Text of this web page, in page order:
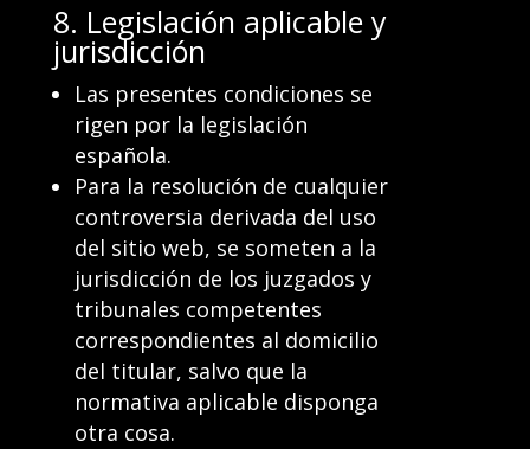
8. Legislación aplicable y
jurisdicción
Las presentes condiciones se
rigen por la legislación
española.
Para la resolución de cualquier
controversia derivada del uso
del sitio web, se someten a la
jurisdicción de los juzgados y
tribunales competentes
correspondientes al domicilio
del titular, salvo que la
normativa aplicable disponga
otra cosa.